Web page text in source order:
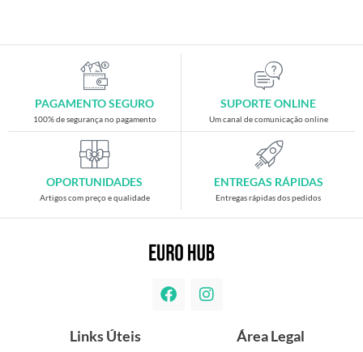
PAGAMENTO SEGURO
100% de segurança no pagamento
SUPORTE ONLINE
Um canal de comunicação online
OPORTUNIDADES
Artigos com preço e qualidade
ENTREGAS RÁPIDAS
Entregas rápidas dos pedidos
Links Úteis Área Legal